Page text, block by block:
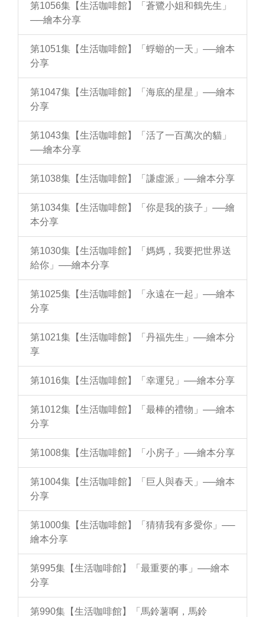
第1056集【生活咖啡館】「蒼鷺小姐和鶴先生」
──繪本分享
第1051集【生活咖啡館】「蜉蝣的一天」──繪本
分享
第1047集【生活咖啡館】「海底的星星」──繪本
分享
第1043集【生活咖啡館】「活了一百萬次的貓」
──繪本分享
第1038集【生活咖啡館】「謙虛派」──繪本分享
第1034集【生活咖啡館】「你是我的孩子」──繪
本分享
第1030集【生活咖啡館】「媽媽，我要把世界送
給你」──繪本分享
第1025集【生活咖啡館】「永遠在一起」──繪本
分享
第1021集【生活咖啡館】「丹福先生」──繪本分
享
第1016集【生活咖啡館】「幸運兒」──繪本分享
第1012集【生活咖啡館】「最棒的禮物」──繪本
分享
第1008集【生活咖啡館】「小房子」──繪本分享
第1004集【生活咖啡館】「巨人與春天」──繪本
分享
第1000集【生活咖啡館】「猜猜我有多愛你」──
繪本分享
第995集【生活咖啡館】「最重要的事」──繪本
分享
第990集【生活咖啡館】「馬鈴薯啊，馬鈴